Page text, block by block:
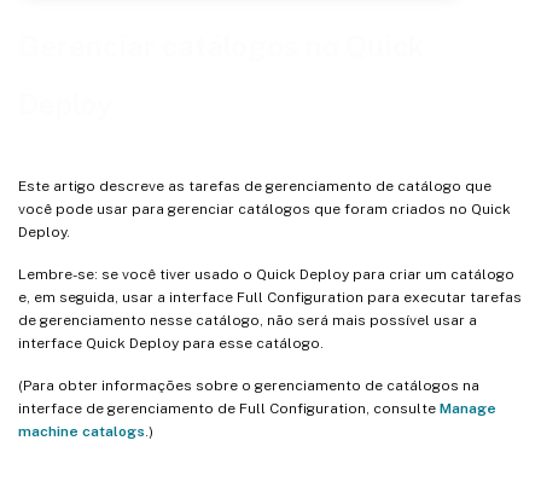
Este artigo descreve as tarefas de gerenciamento de catálogo que
você pode usar para gerenciar catálogos que foram criados no Quick
Deploy.
Lembre-se: se você tiver usado o Quick Deploy para criar um catálogo
e, em seguida, usar a interface Full Configuration para executar tarefas
de gerenciamento nesse catálogo, não será mais possível usar a
interface Quick Deploy para esse catálogo.
(Para obter informações sobre o gerenciamento de catálogos na
interface de gerenciamento de Full Configuration, consulte Manage
machine catalogs .)